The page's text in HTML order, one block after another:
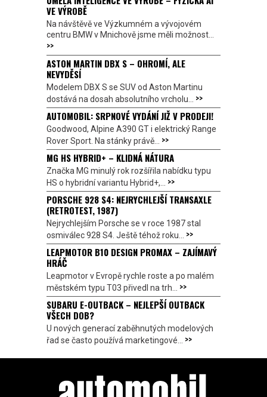
VE VÝROBĚ
Na návštěvě ve Výzkumném a vývojovém
centru BMW v Mnichově jsme měli možnost...
>>
ASTON MARTIN DBX S – OHROMÍ, ALE
NEVYDĚSÍ
Modelem DBX S se SUV od Aston Martinu
dostává na dosah absolutního vrcholu... >>
AUTOMOBIL: SRPNOVÉ VYDÁNÍ JIŽ V PRODEJI!
Goodwood, Alpine A390 GT i elektrický Range
Rover Sport. Na stánky právě... >>
MG HS HYBRID+ – KLIDNÁ NÁTURA
Značka MG minulý rok rozšířila nabídku typu
HS o hybridní variantu Hybrid+,... >>
PORSCHE 928 S4: NEJRYCHLEJŠÍ TRANSAXLE
(RETROTEST, 1987)
Nejrychlejším Porsche se v roce 1987 stal
osmiválec 928 S4. Ještě téhož roku... >>
LEAPMOTOR B10 DESIGN PROMAX – ZAJÍMAVÝ
HRÁČ
Leapmotor v Evropě rychle roste a po malém
městském typu T03 přivedl na trh... >>
SUBARU E-OUTBACK – NEJLEPŠÍ OUTBACK
VŠECH DOB?
U nových generací zaběhnutých modelových
řad se často používá marketingové... >>